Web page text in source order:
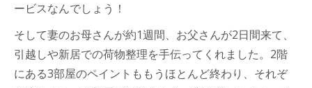
ービスなんでしょう！
そして妻のお母さんが約1週間、お父さんが2日間来て、
引越しや新居での荷物整理を手伝ってくれました。2階
にある3部屋のペイントももうほとんど終わり、それぞ